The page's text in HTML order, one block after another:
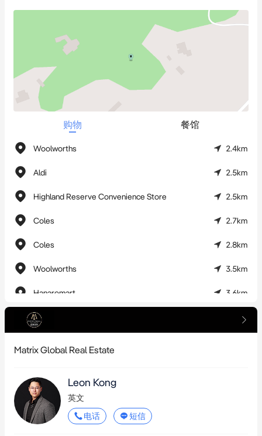
* 约30分钟至 Surfers Paradise，43分钟至 Brisbane CBD
* 距在建新 Woolworths 超市及10家专卖店仅2公里
* 5分钟车程可达 Upper Coomera State College P-12、Brygon 医
疗中心、Brygon Reserve 购物中心及 The Wattle Hotel
* Upper Coomera 独立屋中位数价格：930,000澳元（截至2025
年4月），12个月内涨幅达12%
* 5分钟车程直达 M1 西侧——Upper Coomera 零售核心区
Coomera Square 购物中心，汇聚 Woolworths、Coles、Aldi、
* 8分钟车程抵达 M1 东侧——坐落着 Coomera 火车站、Westfield
Coomera、Costco、未来公立医院等重大商业配套的 Coomera
* 8分钟车程即达 Pimpama 运动中心——这座2021年落成的世界级
社区设施占地14公顷，内含水上健身中心、运动场地、球场及专
* 5公里范围内包含一所K-12公立学校及三所知名私立教会学校
欢迎致电 Leon 0405248062 或 Viv 0415650595 获取详情。
达。我们对信息的准确性不作任何陈述或担保，其内容不构成任
地勘验、资料检索、咨询建议等方式确认所有信息的真实性，我
方不对所提供信息承担任何责任。
购物 餐馆
Woolworths 2.4km
Aldi 2.5km
Highland Reserve Convenience Store 2.5km
Coles 2.7km
Coles 2.8km
Woolworths 3.5km
Hanaromart 3.6km
Coles 3.8km
Matrix Global Real Estate
Leon Kong
英文
电话
短信